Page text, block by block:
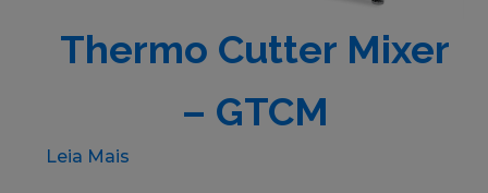
Thermo Cutter Mixer
– GTCM
Leia Mais